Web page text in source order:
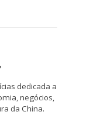
dedicada a
negócios,
da China.